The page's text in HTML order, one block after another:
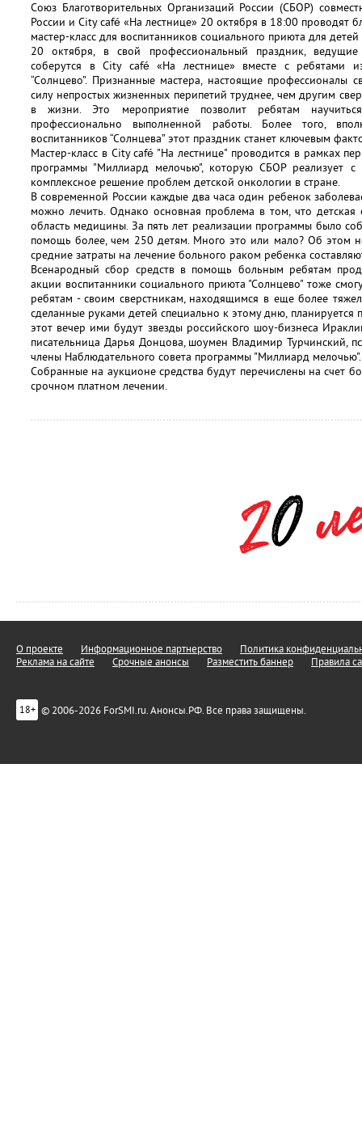
Союз Благотворительных Организаций России (СБОР)
России и City café «На лестнице» 20 октября в 18:00 проводят
мастер-класс для воспитанников социального приюта для
20 октября, в свой профессиональный праздник,
соберутся в City café «На лестнице» вместе с ребятами
“Солнцево”. Признанные мастера, настоящие профессионалы
силу непростых жизненных перипетий труднее, чем другим
в жизни. Это мероприятие позволит ребятам
профессионально выполненной работы. Более того,
воспитанников “Солнцева” этот праздник станет ключевым
Мастер-класс в City café "На лестнице" проводится в рамках
программы "Миллиард мелочью", которую СБОР реализует
комплексное решение проблем детской онкологии в стране.
В современной России каждые два часа один ребенок
можно лечить. Однако основная проблема в том, что детская
область медицины. За пять лет реализации программы было
помощь более, чем 250 детям. Много это или мало? Об этом
средние затраты на лечение больного раком ребенка
Всенародный сбор средств в помощь больным ребятам
акции воспитанники социального приюта "Солнцево" тоже
ребятам - своим сверстникам, находящимся в еще более
сделанные руками детей специально к этому дню, планируется
этот вечер ими будут звезды российского шоу-бизнеса
писательница Дарья Донцова, шоумен Владимир Турчинский,
члены Наблюдательного совета программы "Миллиард мелочью".
Собранные на аукционе средства будут перечислены на счет
срочном платном лечении.
О проекте Информационное партнерство
Политика
Реклама на сайте
Срочные анонсы Разместить баннер Правила
18+ © 2006-2026 ForSMI.ru. Анонсы.РФ. Все права защищены.